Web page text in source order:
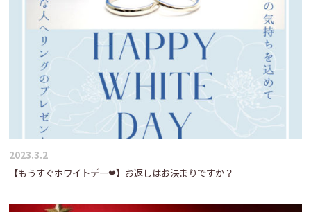
2023.3.2
【もうすぐホワイトデー❤】お返しはお決まりですか？